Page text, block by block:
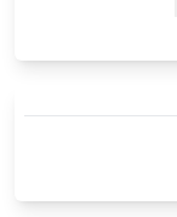
#Âu Cổ
Adult